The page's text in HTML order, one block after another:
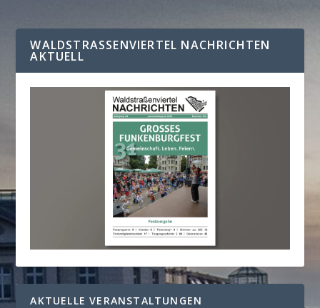
WALDSTRASSENVIERTEL NACHRICHTEN A
KTUELL
AKTUELLE VERANSTALTUNGEN